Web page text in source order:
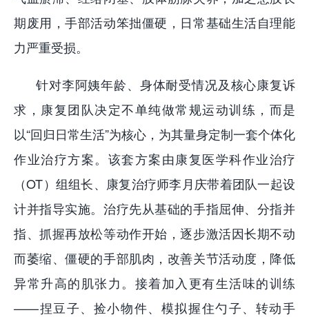
期废用，手部活动笨拙僵硬，日常基础生活自理能
力严重受损。
针对李阿姨年龄、身体耐受情况及核心康复诉
求，康复团队决定不单纯做常规运动训练，而是
以“回归日常生活”为核心，为其量身定制一套个体化
作业治疗方案。该套方案由康复医学科作业治疗
（OT）组组长、康复治疗师李月庆带着团队一起设
计并指导实施。治疗先从基础的手指屈伸、分指并
指、抓握再放松等动作开始，逐步激活因长期不动
而萎缩、僵硬的手部肌肉，改善关节活动度，降低
异常升高的肌张力。接着加入更有生活味的训练
——捏豆子、捡小物件、模拟握住勺子、转动手